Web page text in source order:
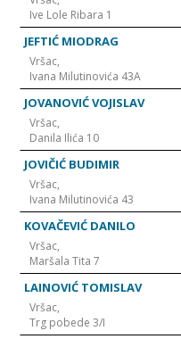
Ive Lole Ribara 1
JEFTIĆ MIODRAG
Vršac,
Ivana Milutinovića 43A
JOVANOVIĆ VOJISLAV
Vršac,
Danila Ilića 10
JOVIČIĆ BUDIMIR
Vršac,
Ivana Milutinovića 43
KOVAČEVIĆ DANILO
Vršac,
Maršala Tita 7
LAINOVIĆ TOMISLAV
Vršac,
Trg pobede 3/I